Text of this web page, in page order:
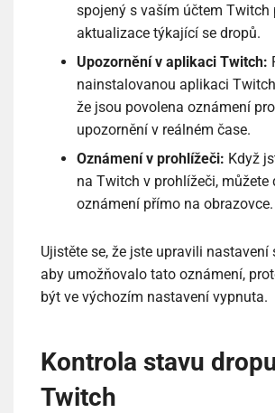
spojený s vaším účtem Twitch
aktualizace týkající se dropů.
Upozornění v aplikaci Twitch:
nainstalovanou aplikaci
že jsou povolena oznámení
upozornění v reálném čase.
Oznámení v prohlížeči: Když
na Twitch v prohlížeči, můžete
oznámení přímo na obrazovce.
Ujistěte se, že jste upravili nastavení
aby umožňovalo tato oznámení,
být ve výchozím nastavení vypnuta.
Kontrola stavu
Twitch